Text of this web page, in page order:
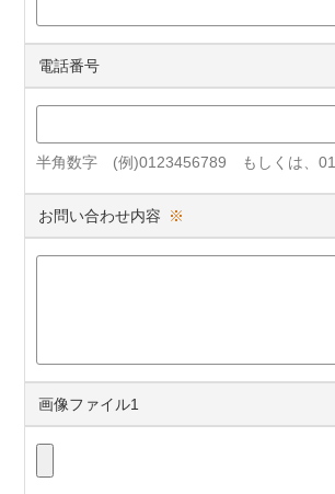
電話番号
半角数字 (例)0123456789 もしくは、
お問い合わせ内容 ※
画像ファイル1